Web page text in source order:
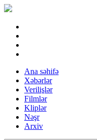
Ana səhifə
Xəbərlər
Verilişlər
Filmlər
Kliplər
Nəşr
Arxiv